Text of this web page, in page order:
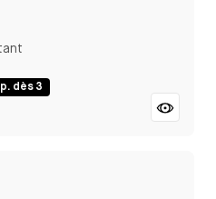
dès 3